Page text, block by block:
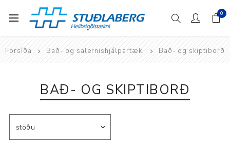
0
Forsíða Bað- og salernishjálpartæki Bað- og skiptiborð
BAÐ- OG SKIPTIBORÐ